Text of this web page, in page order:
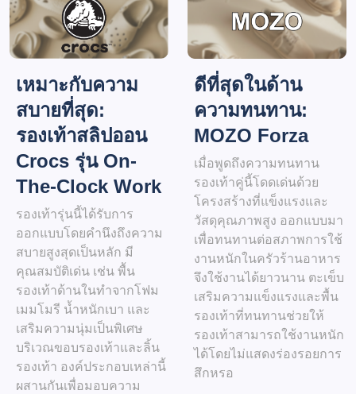
เหมาะกับความ
สบายที่สุด:
รองเท้าสลิปออน
Crocs รุ่น On-
The-Clock Work
รองเท้ารุ่นนี้ได้รับการ
ออกแบบโดยคำนึงถึงความ
สบายสูงสุดเป็นหลัก มี
คุณสมบัติเด่น เช่น พื้น
รองเท้าด้านในทำจากโฟม
เมมโมรี น้ำหนักเบา และ
เสริมความนุ่มเป็นพิเศษ
บริเวณขอบรองเท้าและลิ้น
รองเท้า องค์ประกอบเหล่านี้
ผสานกันเพื่อมอบความ
ดีที่สุดในด้าน
ความทนทาน:
MOZO Forza
เมื่อพูดถึงความทนทาน
รองเท้าคู่นี้โดดเด่นด้วย
โครงสร้างที่แข็งแรงและ
วัสดุคุณภาพสูง ออกแบบมา
เพื่อทนทานต่อสภาพการใช้
งานหนักในครัวร้านอาหาร
จึงใช้งานได้ยาวนาน ตะเข็บ
เสริมความแข็งแรงและพื้น
รองเท้าที่ทนทานช่วยให้
รองเท้าสามารถใช้งานหนัก
ได้โดยไม่แสดงร่องรอยการ
สึกหรอ